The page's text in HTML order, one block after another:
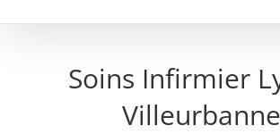
Soins Infirmier
Villeurbanne